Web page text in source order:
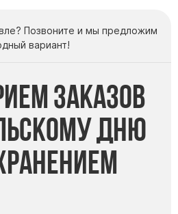
Позвоните и мы предложим
вариант!
заказов
дню